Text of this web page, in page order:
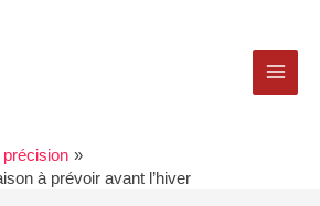
précision
à prévoir avant l’hiver